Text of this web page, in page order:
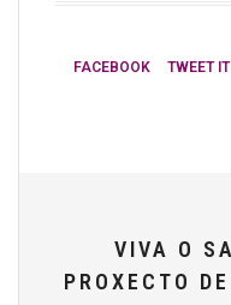
FACEBOOK TWEET IT
VIVA O
PROXECTO DE